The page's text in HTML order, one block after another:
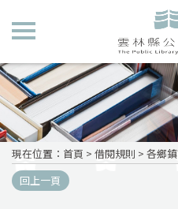
現在位置 ： 首頁 > 借閱規則 > 各鄉
回上一頁